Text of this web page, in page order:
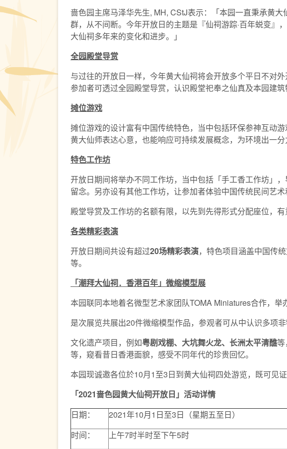
啬色园主席马泽华先生, MH, CStJ表示：「本园一直秉承黄
群，从不间断。今年开放日的主题是『仙祠游踪·百年蜕变
大仙祠多年来的变化和进步。」
全园殿堂导赏
与过往的开放日一样，今年黄大仙祠将会开放多个平日不对
参加者可透过全园殿堂导赏，认识殿堂祀奉之仙真及本园建
摊位游戏
摊位游戏的设计富有中国传统特色，当中包括环保参神互动
黄大仙师表达心意，也能响应可持续发展概念，为环境出一分
特色工作坊
开放日期间将举办不同工作坊，当中包括「手工香工作坊」
留念。另亦设有其他工作坊，让参加者体验中国传统民间艺术
殿堂导赏及工作坊的名额有限，以先到先得形式分配座位，
各类精彩表演
开放日期间共设有超过20场精彩表演，特色项目涵盖中国传
等。
「潮拜大仙祠．香港百年」微缩模型展
本园联同本地着名微型艺术家团队TOMA Miniatures合作，
是次展览共展出20件微缩模型作品，参观者可从中认识多项
文化遗产项目，例如粤剧戏棚、大坑舞火龙、长洲太平清醮等
等，窥看昔日香港面貌，感受不同年代的珍贵回忆。
本园现诚邀各位於10月1至3日到黄大仙祠四处游览，既可见
「2021啬色园黄大仙祠开放日」活动详情
日期：
2021年10月1日至3日（星期五至日）
时间：
上午7时半时至下午5时